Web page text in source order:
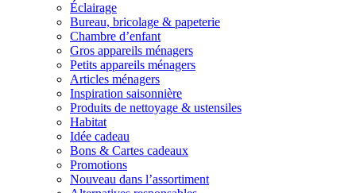
Éclairage
Bureau, bricolage & papeterie
Chambre d’enfant
Gros appareils ménagers
Petits appareils ménagers
Articles ménagers
Inspiration saisonnière
Produits de nettoyage & ustensiles
Habitat
Idée cadeau
Bons & Cartes cadeaux
Promotions
Nouveau dans l’assortiment